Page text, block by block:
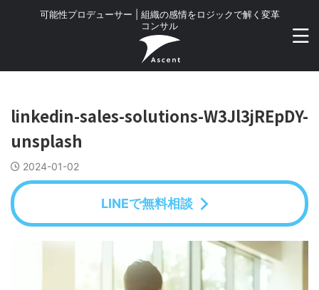
可能性プロデューサー | 組織の感情をロジックで解く変革
コンサル
linkedin-sales-solutions-W3Jl3jREpDY-
unsplash
2024-01-02
LINEで無料相談